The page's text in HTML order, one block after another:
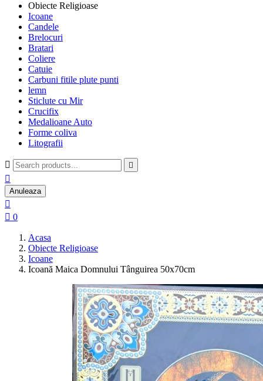
Obiecte Religioase
Icoane
Candele
Brelocuri
Bratari
Coliere
Catuie
Carbuni fitile plute punti
lemn
Sticlute cu Mir
Crucifix
Medalioane Auto
Forme coliva
Litografii
 

Anuleaza

 0
Acasa
Obiecte Religioase
Icoane
Icoană Maica Domnului Tânguirea 50x70cm